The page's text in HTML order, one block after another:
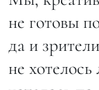
не готовы
да и
не